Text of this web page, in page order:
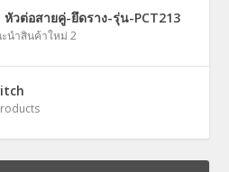
หัวต่อสายคู่-ยึดราง-รุ่น-PCT213
นำสินค้าใหม่ 2